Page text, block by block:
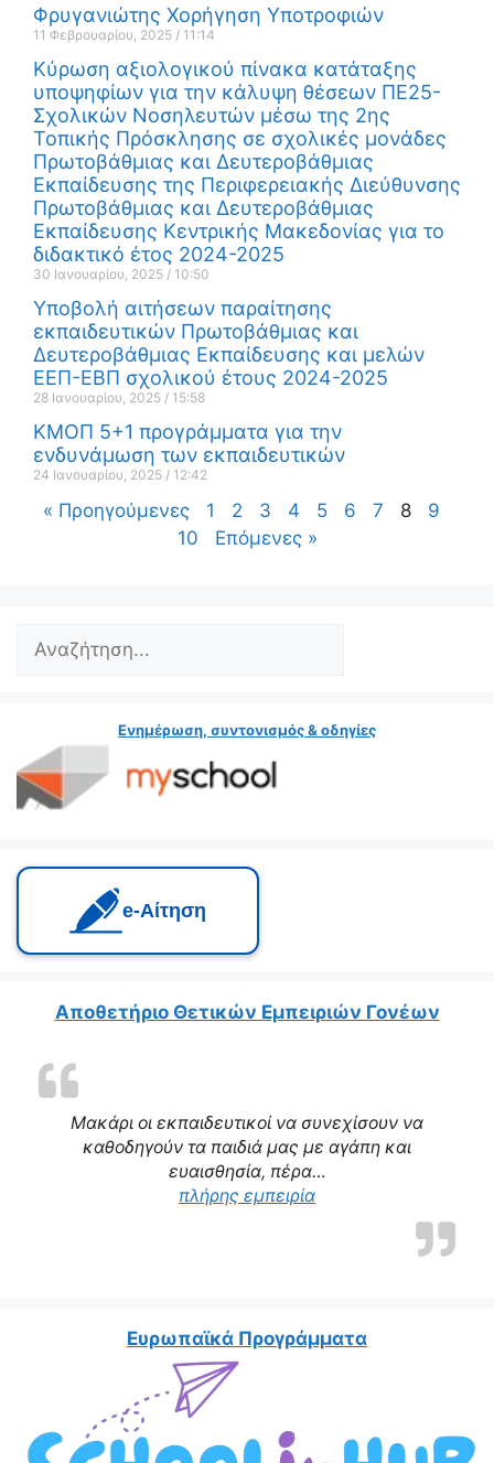
Φρυγανιώτης Χορήγηση Υποτροφιών
11 Φεβρουαρίου, 2025 11:14
Κύρωση αξιολογικού πίνακα κατάταξης
υποψηφίων για την κάλυψη θέσεων ΠΕ25-
Σχολικών Νοσηλευτών μέσω της 2ης
Τοπικής Πρόσκλησης σε σχολικές μονάδες
Πρωτοβάθμιας και Δευτεροβάθμιας
Εκπαίδευσης της Περιφερειακής Διεύθυνσης
Πρωτοβάθμιας και Δευτεροβάθμιας
Εκπαίδευσης Κεντρικής Μακεδονίας για το
διδακτικό έτος 2024-2025
30 Ιανουαρίου, 2025 10:50
Υποβολή αιτήσεων παραίτησης
εκπαιδευτικών Πρωτοβάθμιας και
Δευτεροβάθμιας Εκπαίδευσης και μελών
ΕΕΠ-ΕΒΠ σχολικού έτους 2024-2025
28 Ιανουαρίου, 2025 15:58
ΚΜΟΠ 5+1 προγράμματα για την
ενδυνάμωση των εκπαιδευτικών
24 Ιανουαρίου, 2025 12:42
« Προηγούμενες 1 2 3 4 5 6 7 8
9
10
Επόμενες »
Ενημέρωση, συντονισμός & οδηγίες
e‑Αίτηση
Μακάρι οι εκπαιδευτικοί να συνεχίσουν να
καθοδηγούν τα παιδιά μας με αγάπη και
ευαισθησία, πέρα…
πλήρης εμπειρία
Αποθετήριο Θετικών Εμπειριών Γονέων
Ευρωπαϊκά Προγράμματα